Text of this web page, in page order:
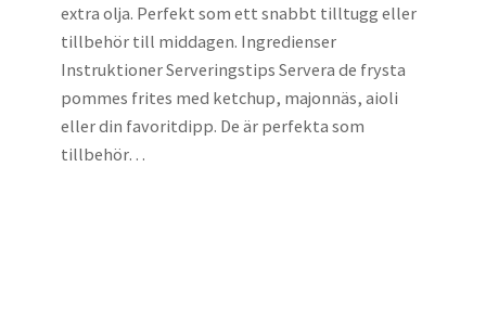
extra olja. Perfekt som ett snabbt tilltugg eller
tillbehör till middagen. Ingredienser
Instruktioner Serveringstips Servera de frysta
pommes frites med ketchup, majonnäs, aioli
eller din favoritdipp. De är perfekta som
tillbehör…